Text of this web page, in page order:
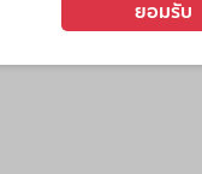
ยอมรับ